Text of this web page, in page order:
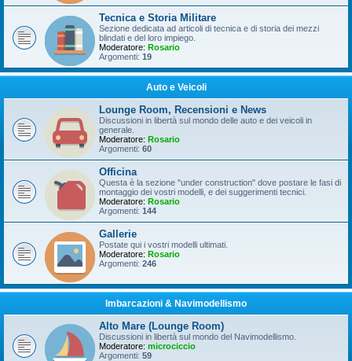
Tecnica e Storia Militare
Sezione dedicata ad articoli di tecnica e di storia dei mezzi
blindati e del loro impiego.
Moderatore: Rosario
Argomenti: 19
Auto e Veicoli
Lounge Room, Recensioni e News
Discussioni in libertà sul mondo delle auto e dei veicoli in
generale.
Moderatore: Rosario
Argomenti: 60
Officina
Questa è la sezione "under construction" dove postare le fasi di
montaggio dei vostri modelli, e dei suggerimenti tecnici.
Moderatore: Rosario
Argomenti: 144
Gallerie
Postate qui i vostri modelli ultimati.
Moderatore: Rosario
Argomenti: 246
Imbarcazioni & Navimodellismo
Alto Mare (Lounge Room)
Discussioni in libertà sul mondo del Navimodellismo.
Moderatore: microciccio
Argomenti: 59